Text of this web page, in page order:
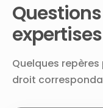
Quelques
droit